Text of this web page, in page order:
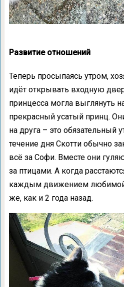
Развитие отношений
Теперь просыпаясь утром,
идёт открывать входную
принцесса могла выглянуть
прекрасный усатый принц.
на друга – это обязательный
течение дня Скотти обычно
всё за Софи. Вместе они
за птицами. А когда
каждым движением любимой
же, как и 2 года назад.